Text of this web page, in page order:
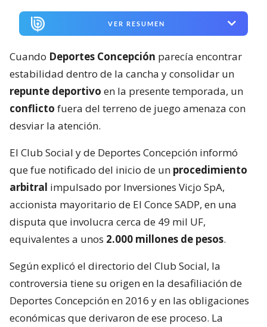
VER RESUMEN
Cuando Deportes Concepción parecía encontrar
estabilidad dentro de la cancha y consolidar un
repunte deportivo en la presente temporada, un
conflicto fuera del terreno de juego amenaza con
desviar la atención.
El Club Social y de Deportes Concepción informó
que fue notificado del inicio de un procedimiento
arbitral impulsado por Inversiones Vicjo SpA,
accionista mayoritario de El Conce SADP, en una
disputa que involucra cerca de 49 mil UF,
equivalentes a unos 2.000 millones de pesos.
Según explicó el directorio del Club Social, la
controversia tiene su origen en la desafiliación de
Deportes Concepción en 2016 y en las obligaciones
económicas que derivaron de ese proceso. La